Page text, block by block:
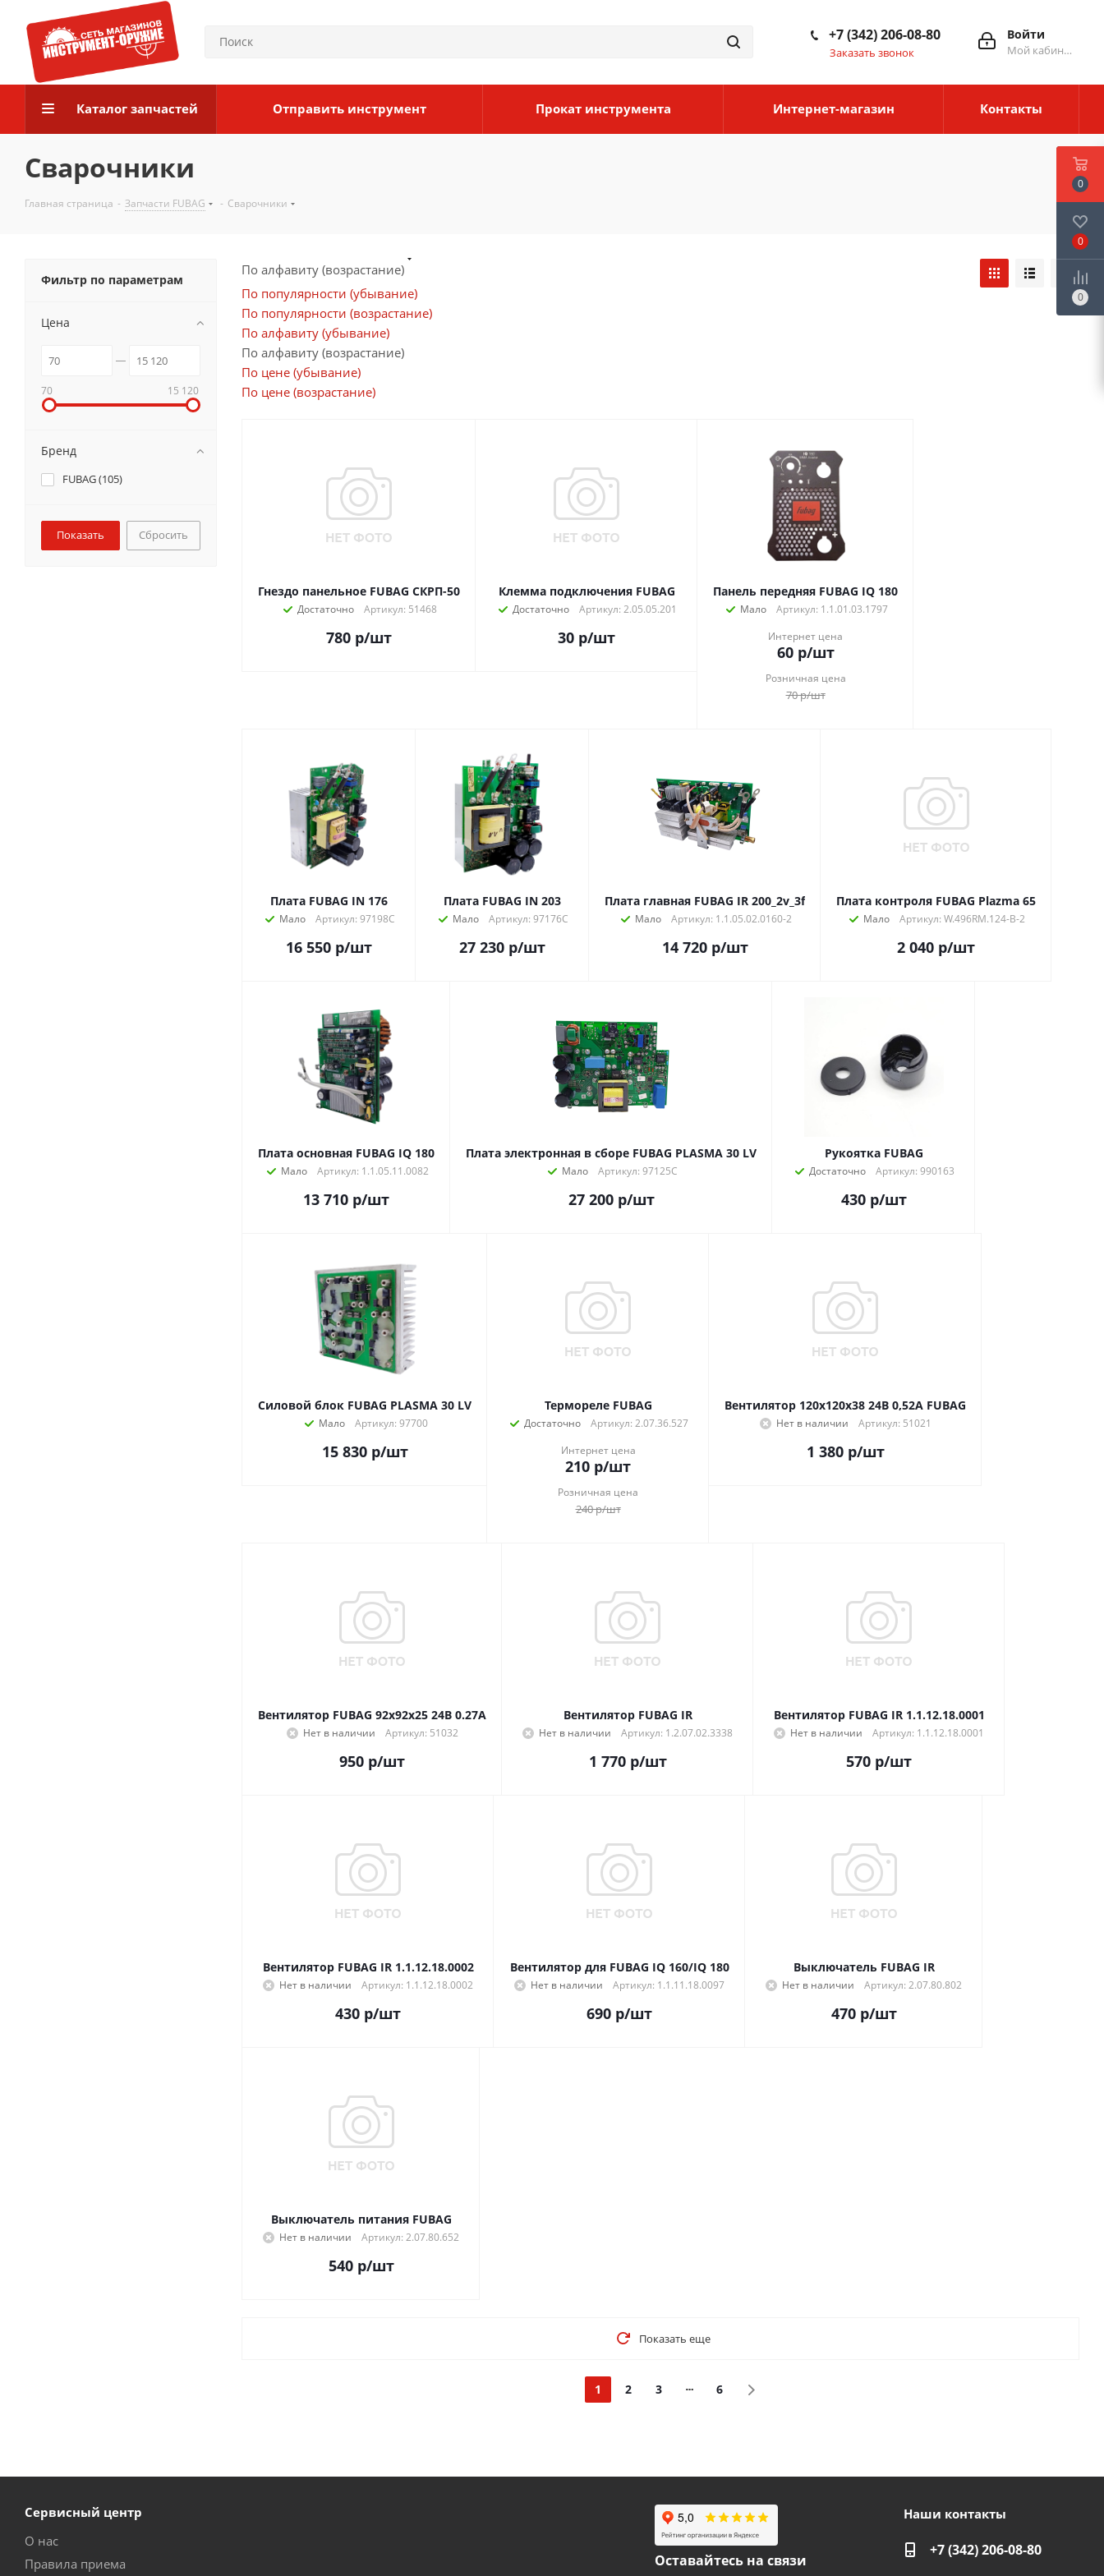
Войти
Мой кабинет
+7 (342) 206-08-80
Заказать звонок
Каталог запчастей Отправить инструмент Прокат инструмента Интернет-магазин Контакты
Сварочники
Главная страница - Запчасти FUBAG - Сварочники
По алфавиту (возрастание)
По популярности (убывание)
По популярности (возрастание)
По алфавиту (убывание)
По алфавиту (возрастание)
По цене (убывание)
По цене (возрастание)
Гнездо панельное FUBAG СКРП-50
Достаточно Артикул: 51468
780 р/шт
Клемма подключения FUBAG
Достаточно Артикул: 2.05.05.201
30 р/шт
Панель передняя FUBAG IQ 180
Мало
Артикул: 1.1.01.03.1797
Интернет цена
60р/шт
Розничная цена
70р/шт
Плата FUBAG IN 176
Мало Артикул: 97198С
16 550 р/шт
Плата FUBAG IN 203
Мало Артикул: 97176C
27 230 р/шт
Плата главная FUBAG IR 200_2v_3f
Мало Артикул: 1.1.05.02.0160-2
14 720р/шт
Плата контроля FUBAG Plazma 65
Мало Артикул: W.496RM.124-B-2
2 040 р/шт
Плата основная FUBAG IQ 180
Мало Артикул: 1.1.05.11.0082
13 710 р/шт
Плата электронная в сборе FUBAG PLASMA 30 LV
Мало Артикул: 97125C
27 200р/шт
Рукоятка FUBAG
Достаточно Артикул: 990163
430р/шт
Силовой блок FUBAG PLASMA 30 LV
Мало Артикул: 97700
15 830р/шт
Термореле FUBAG
Достаточно
Артикул: 2.07.36.527
Интернет цена
210 р/шт
Розничная цена
240р/шт
Вентилятор 120x120x38 24B 0,52A FUBAG
Нет в наличии Артикул: 51021
1 380р/шт
Вентилятор FUBAG 92x92x25 24В 0.27A
Нет в наличии Артикул: 51032
950 р/шт
Вентилятор FUBAG IR
Нет в наличии Артикул: 1.2.07.02.3338
1 770р/шт
Вентилятор FUBAG IR 1.1.12.18.0001
Нет в наличии Артикул: 1.1.12.18.0001
570 р/шт
Вентилятор FUBAG IR 1.1.12.18.0002
Нет в наличии Артикул: 1.1.12.18.0002
430 р/шт
Вентилятор для FUBAG IQ 160/IQ 180
Нет в наличии Артикул: 1.1.11.18.0097
690 р/шт
Выключатель FUBAG IR
Нет в наличии Артикул: 2.07.80.802
470р/шт
Выключатель питания FUBAG
Нет в наличии Артикул: 2.07.80.652
540р/шт
Показать еще
1 2 3 6
Фильтр по параметрам
Цена
70 15 120
Бренд
FUBAG (105)
Сбросить
Сервисный центр
О нас
Правила приема
Оставайтесь на связи
Наши контакты
+7 (342) 206-08-80
0
0
0